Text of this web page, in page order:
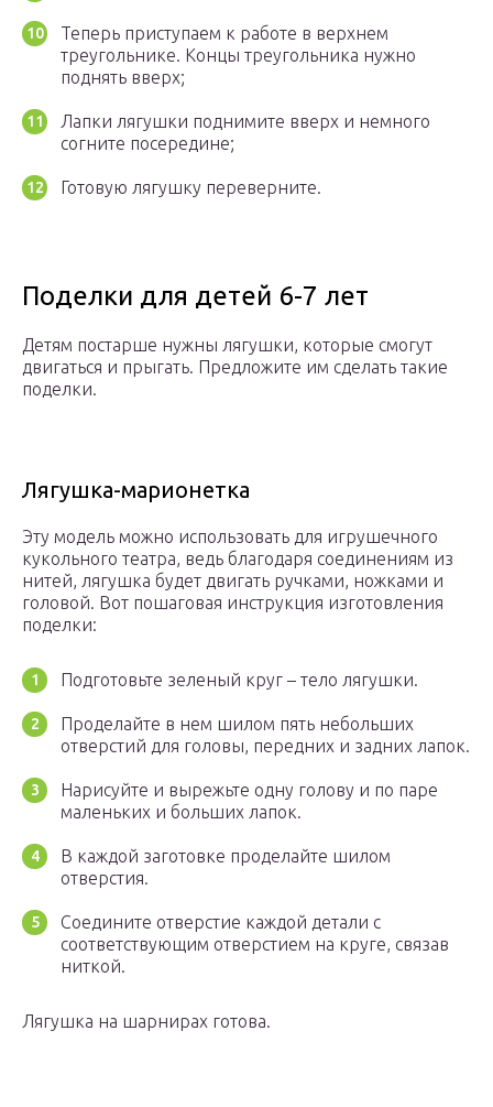
Теперь приступаем к работе в верхнем
треугольнике. Концы треугольника нужно
поднять вверх;
Лапки лягушки поднимите вверх и немного
согните посередине;
Готовую лягушку переверните.
Поделки для детей 6-7 лет
Детям постарше нужны лягушки, которые смогут
двигаться и прыгать. Предложите им сделать такие
поделки.
Лягушка-марионетка
Эту модель можно использовать для игрушечного
кукольного театра, ведь благодаря соединениям из
нитей, лягушка будет двигать ручками, ножками и
головой. Вот пошаговая инструкция изготовления
поделки:
Подготовьте зеленый круг – тело лягушки.
Проделайте в нем шилом пять небольших
отверстий для головы, передних и задних лапок.
Нарисуйте и вырежьте одну голову и по паре
маленьких и больших лапок.
В каждой заготовке проделайте шилом
отверстия.
Соедините отверстие каждой детали с
соответствующим отверстием на круге, связав
ниткой.
Лягушка на шарнирах готова.